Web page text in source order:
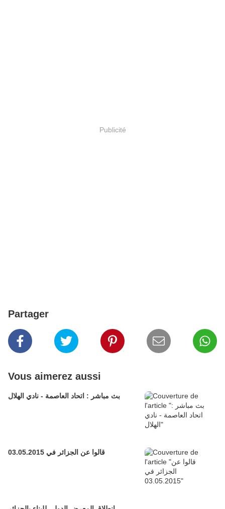
Publicité
Partager
Vous aimerez aussi
بث مباشر : اتحاد العاصمة - نادي الهلال
قالوا عن الجزائر في 03.05.2015